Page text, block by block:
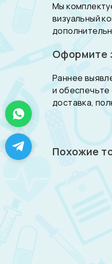
Мы
визуальный
Оформите
Раннее
и
доставка,
Похожие